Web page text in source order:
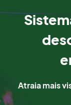
Atraia mais